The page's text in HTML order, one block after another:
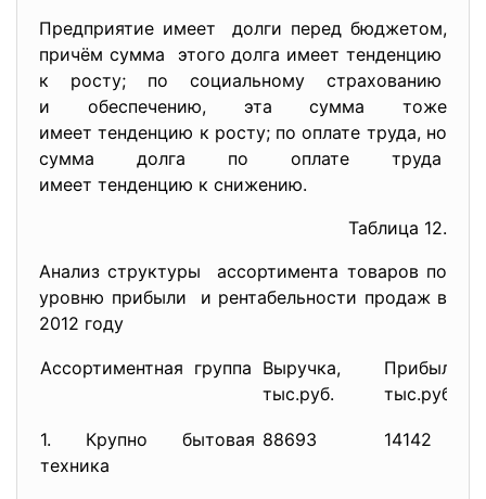
Предприятие имеет долги перед бюджетом,
причём сумма этого долга имеет тенденцию
к росту; по социальному страхованию
и обеспечению, эта сумма тоже
имеет тенденцию к росту; по оплате труда, но
сумма долга по оплате труда
имеет тенденцию к снижению.
Таблица 12.
Анализ структуры ассортимента товаров по
уровню прибыли и рентабельности продаж в
2012 году
Ассортиментная группа Выручка,
тыс.руб.
Прибыль,
тыс.руб.
1. Крупно бытовая
техника
88693 14142